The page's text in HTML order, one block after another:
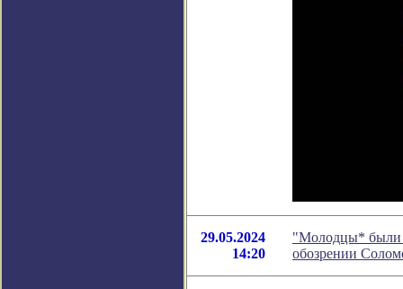
29.05.2024
14:20
"Молодцы* были
обозрении